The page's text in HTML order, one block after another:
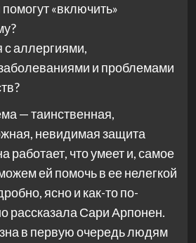
«включить»
с аллергиями,
и проблемами
— таинственная,
невидимая защита
работает, что умеет и, самое
ей помочь в ее нелегкой
ясно и как-то по-
рассказала Сари Арпонен.
в первую очередь людям